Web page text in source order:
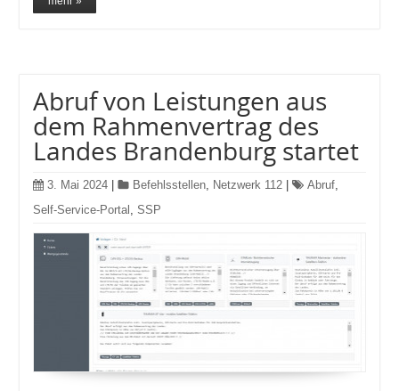
Abruf von Leistungen aus
dem Rahmenvertrag des
Landes Brandenburg startet
3. Mai 2024 Befehlsstellen, Netzwerk 112 Abruf,
Self-Service-Portal ,SSP